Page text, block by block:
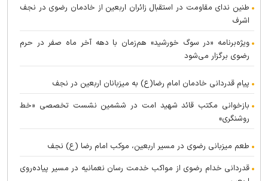
طنین ندای مقاومت در استقبال زائران اربعین از خادمان رضوی در نجف
اشرف
ویژه‌برنامه «در سوگ خورشید» هم‌زمان با دهه آخر ماه صفر در حرم
رضوی برگزار می‌شود
پیام قدردانی خادمان امام رضا(ع) به میزبانان اربعین در نجف
بازخوانی مکتب قائد شهید امت در ششمین نشست تخصصی «خط
روشنگری»
طعم میزبانی رضوی در مسیر اربعین، موکب امام رضا (ع) نجف
قدردانی خدام رضوی از مواکب خدمت رسان نعمانیه در مسیر پیاده‌روی